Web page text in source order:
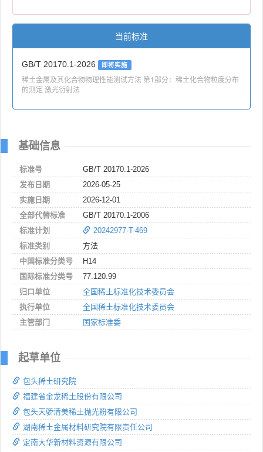
当前标准
GB/T 20170.1-2026 即将实施
稀土金属及其化合物物理性能测试方法 第1部分：稀土化合物粒度分布
的测定 激光衍射法
基础信息
标准号
GB/T 20170.1-2026
发布日期
2026-05-25
实施日期
2026-12-01
全部代替标准
GB/T 20170.1-2006
标准计划
20242977-T-469
标准类别
方法
中国标准分类号
H14
国际标准分类号
77.120.99
归口单位
全国稀土标准化技术委员会
执行单位
全国稀土标准化技术委员会
主管部门
国家标准委
起草单位
包头稀土研究院
福建省金龙稀土股份有限公司
包头天骄清美稀土抛光粉有限公司
湖南稀土金属材料研究院有限责任公司
定南大华新材料资源有限公司